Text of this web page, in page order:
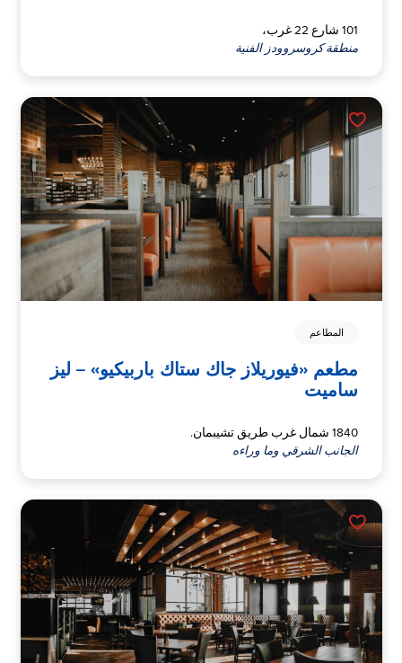
101 شارع 22 غرب،
منطقة كروسروودز الفنية
المطاعم
مطعم «فيوريلاز جاك ستاك باربيكيو» – ليز
ساميت
1840 شمال غرب طريق تشيبمان.
الجانب الشرقي وما وراءه